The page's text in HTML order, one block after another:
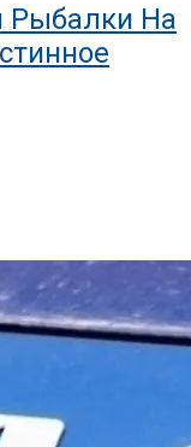
Рыбалки На